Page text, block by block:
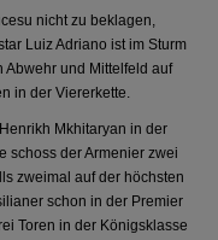
nicht zu beklagen,
Luiz Adriano ist im Sturm
Abwehr und Mittelfeld auf
in der Viererkette.
Mkhitaryan in der
schoss der Armenier zwei
zweimal auf der höchsten
schon in der Premier
Toren in der Königsklasse